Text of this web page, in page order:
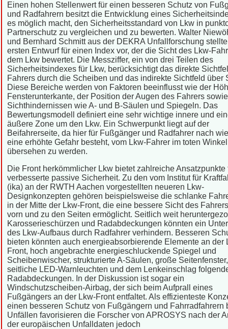
Einen hohen Stellenwert für einen besseren Schutz von
und Radfahrern besitzt die Entwicklung eines
es möglich macht, den Sicherheitsstandard von Lkw in
Partnerschutz zu vergleichen und zu bewerten. Walter
und Bernhard Schmitt aus der DEKRA Unfallforschung
ersten Entwurf für einen Index vor, der die Sicht des Lkw-
dem Lkw bewertet. Die Messziffer, ein von drei Teilen des
Sicherheitsindexes für Lkw, berücksichtigt das direkte
Fahrers durch die Scheiben und das indirekte Sichtfeld über
Diese Bereiche werden von Faktoren beeinflusst wie der
Fensterunterkante, der Position der Augen des Fahrers
Sichthindernissen wie A- und B-Säulen und Spiegeln. Das
Bewertungsmodell definiert eine sehr wichtige innere und
äußere Zone um den Lkw. Ein Schwerpunkt liegt auf der
Beifahrerseite, da hier für Fußgänger und Radfahrer nach
eine erhöhte Gefahr besteht, vom Lkw-Fahrer im toten Winkel
übersehen zu werden.
Die Front herkömmlicher Lkw bietet zahlreiche Ansatzpunkte
verbesserte passive Sicherheit. Zu den vom Institut für
(ika) an der RWTH Aachen vorgestellten neueren Lkw-
Designkonzepten gehören beispielsweise die schlanke
in der Mitte der Lkw-Front, die eine bessere Sicht des
vorn und zu den Seiten ermöglicht. Seitlich weit
Karosserieschürzen und Radabdeckungen könnten ein
des Lkw-Aufbaus durch Radfahrer verhindern. Besseren
bieten könnten auch energieabsorbierende Elemente an der
Front, hoch angebrachte energieschluckende Spiegel und
Scheibenwischer, strukturierte A-Säulen, große Seitenfenster,
seitliche LED-Warnleuchten und dem Lenkeinschlag
Radabdeckungen. In der Diskussion ist sogar ein
Windschutzscheiben-Airbag, der sich beim Aufprall eines
Fußgängers an der Lkw-Front entfaltet. Als effizienteste
einen besseren Schutz von Fußgängern und Fahrradfahrern
Unfällen favorisieren die Forscher von APROSYS nach der
der europäischen Unfalldaten jedoch